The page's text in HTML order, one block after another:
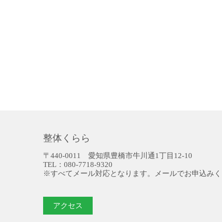
整体くらら
〒440-0011 愛知県豊橋市牛川通1丁目12-10
TEL：080-7718-9320
※すべてメール対応となります。メールでお申込み
アクセス